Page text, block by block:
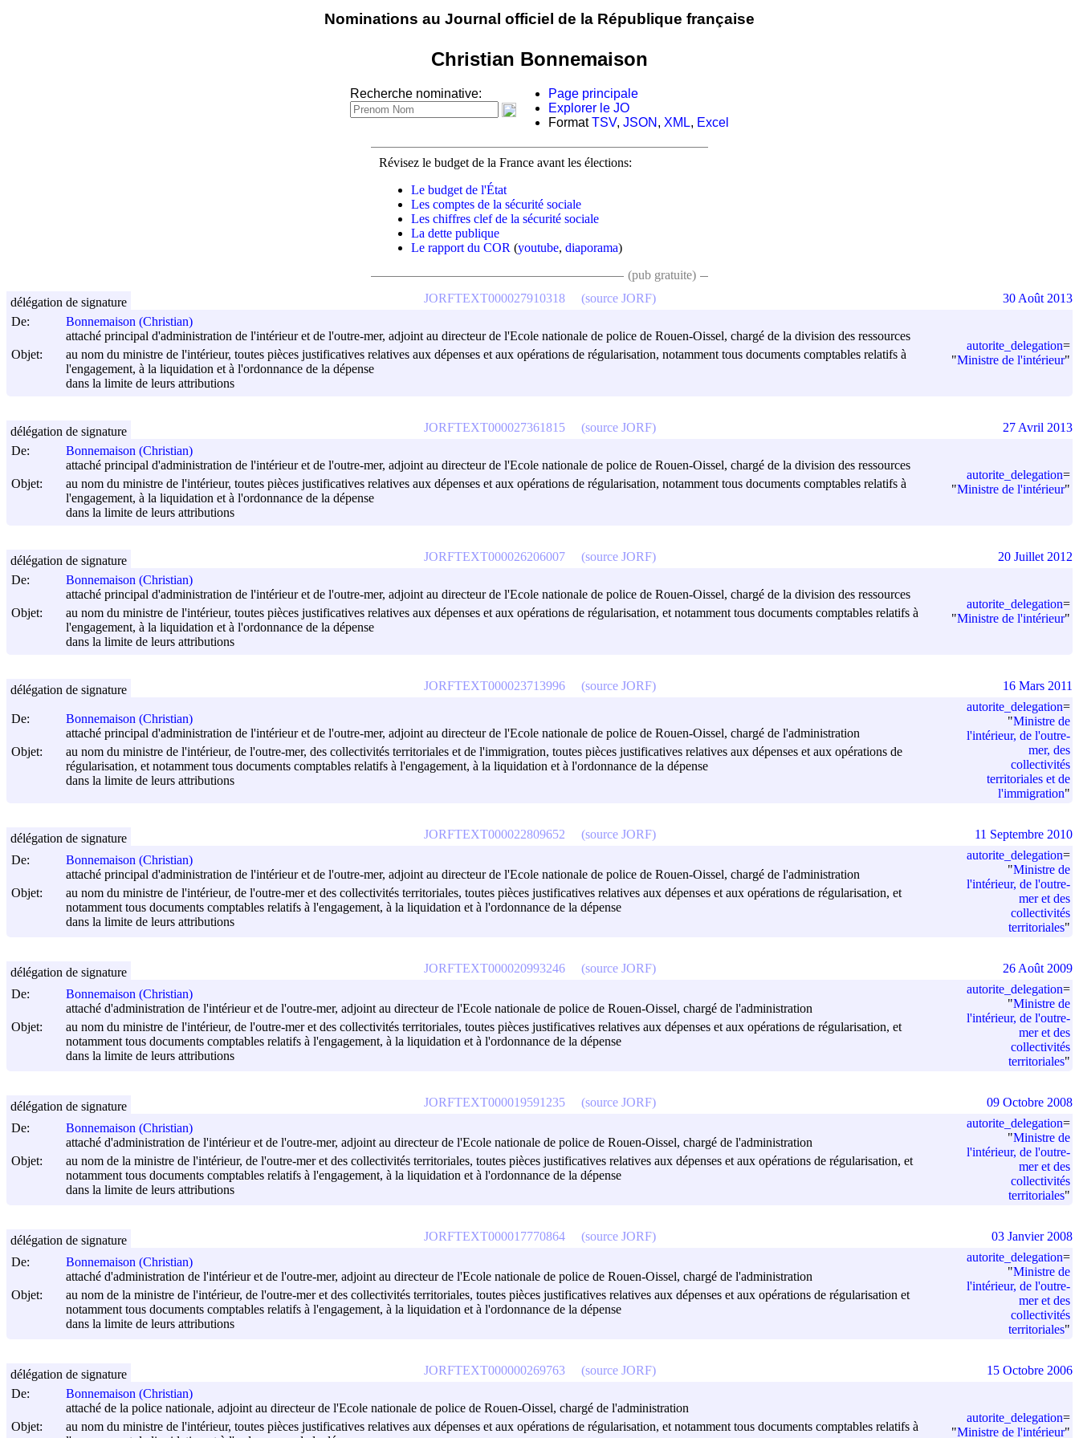
Nominations au Journal officiel de la République française
Christian Bonnemaison
Recherche nominative:
Page principale
Explorer le JO
FormatTSV, JSON , XML, Excel
Révisez le budget de la France avant les élections:
Le budget de l'État
Les comptes de la sécurité sociale
Les chiffres clef de la sécurité sociale
La dette publique
Le rapport du COR (youtube, diaporama)
(pub gratuite)
De:
Bonnemaison (Christian)
attaché principal d'administration de l'intérieur et de l'outre-mer, adjoint au directeur de l'Ecole nationale de police de Rouen-Oissel, chargé de la division des ressources
Objet:
au nom du ministre de l'intérieur, toutes pièces justificatives relatives aux dépenses et aux opérations de régularisation, notamment tous documents comptables relatifs à
l'engagement, à la liquidation et à l'ordonnance de la dépense
dans la limite de leurs attributions
autorite_delegation=
"Ministre de l'intérieur"
JORFTEXT000027910318 (source JORF)
délégation de signature 30 Août 2013
De:
Bonnemaison (Christian)
attaché principal d'administration de l'intérieur et de l'outre-mer, adjoint au directeur de l'Ecole nationale de police de Rouen-Oissel, chargé de la division des ressources
Objet:
au nom du ministre de l'intérieur, toutes pièces justificatives relatives aux dépenses et aux opérations de régularisation, notamment tous documents comptables relatifs à
l'engagement, à la liquidation et à l'ordonnance de la dépense
dans la limite de leurs attributions
autorite_delegation=
"Ministre de l'intérieur"
JORFTEXT000027361815 (source JORF)
délégation de signature 27 Avril 2013
De:
Bonnemaison (Christian)
attaché principal d'administration de l'intérieur et de l'outre-mer, adjoint au directeur de l'Ecole nationale de police de Rouen-Oissel, chargé de la division des ressources
Objet:
au nom du ministre de l'intérieur, toutes pièces justificatives relatives aux dépenses et aux opérations de régularisation, et notamment tous documents comptables relatifs à
l'engagement, à la liquidation et à l'ordonnance de la dépense
dans la limite de leurs attributions
autorite_delegation=
"Ministre de l'intérieur"
JORFTEXT000026206007 (source JORF)
délégation de signature 20 Juillet 2012
De:
Bonnemaison (Christian)
attaché principal d'administration de l'intérieur et de l'outre-mer, adjoint au directeur de l'Ecole nationale de police de Rouen-Oissel, chargé de l'administration
Objet:
au nom du ministre de l'intérieur, de l'outre-mer, des collectivités territoriales et de l'immigration, toutes pièces justificatives relatives aux dépenses et aux opérations de
régularisation, et notamment tous documents comptables relatifs à l'engagement, à la liquidation et à l'ordonnance de la dépense
dans la limite de leurs attributions
autorite_delegation=
"Ministre de
l'intérieur, de l'outre-
mer, des
collectivités
territoriales et de
l'immigration"
JORFTEXT000023713996 (source JORF)
délégation de signature 16 Mars 2011
De:
Bonnemaison (Christian)
attaché principal d'administration de l'intérieur et de l'outre-mer, adjoint au directeur de l'Ecole nationale de police de Rouen-Oissel, chargé de l'administration
Objet:
au nom du ministre de l'intérieur, de l'outre-mer et des collectivités territoriales, toutes pièces justificatives relatives aux dépenses et aux opérations de régularisation, et
notamment tous documents comptables relatifs à l'engagement, à la liquidation et à l'ordonnance de la dépense
dans la limite de leurs attributions
autorite_delegation=
"Ministre de
l'intérieur, de l'outre-
mer et des
collectivités
territoriales"
JORFTEXT000022809652 (source JORF)
délégation de signature 11 Septembre 2010
De:
Bonnemaison (Christian)
attaché d'administration de l'intérieur et de l'outre-mer, adjoint au directeur de l'Ecole nationale de police de Rouen-Oissel, chargé de l'administration
Objet:
au nom du ministre de l'intérieur, de l'outre-mer et des collectivités territoriales, toutes pièces justificatives relatives aux dépenses et aux opérations de régularisation, et
notamment tous documents comptables relatifs à l'engagement, à la liquidation et à l'ordonnance de la dépense
dans la limite de leurs attributions
autorite_delegation=
"Ministre de
l'intérieur, de l'outre-
mer et des
collectivités
territoriales"
JORFTEXT000020993246 (source JORF)
délégation de signature 26 Août 2009
De:
Bonnemaison (Christian)
attaché d'administration de l'intérieur et de l'outre-mer, adjoint au directeur de l'Ecole nationale de police de Rouen-Oissel, chargé de l'administration
Objet:
au nom de la ministre de l'intérieur, de l'outre-mer et des collectivités territoriales, toutes pièces justificatives relatives aux dépenses et aux opérations de régularisation, et
notamment tous documents comptables relatifs à l'engagement, à la liquidation et à l'ordonnance de la dépense
dans la limite de leurs attributions
autorite_delegation=
"Ministre de
l'intérieur, de l'outre-
mer et des
collectivités
territoriales"
JORFTEXT000019591235 (source JORF)
délégation de signature 09 Octobre 2008
De:
Bonnemaison (Christian)
attaché d'administration de l'intérieur et de l'outre-mer, adjoint au directeur de l'Ecole nationale de police de Rouen-Oissel, chargé de l'administration
Objet:
au nom de la ministre de l'intérieur, de l'outre-mer et des collectivités territoriales, toutes pièces justificatives relatives aux dépenses et aux opérations de régularisation et
notamment tous documents comptables relatifs à l'engagement, à la liquidation et à l'ordonnance de la dépense
dans la limite de leurs attributions
autorite_delegation=
"Ministre de
l'intérieur, de l'outre-
mer et des
collectivités
territoriales"
JORFTEXT000017770864 (source JORF)
délégation de signature 03 Janvier 2008
De:
Bonnemaison (Christian)
attaché de la police nationale, adjoint au directeur de l'Ecole nationale de police de Rouen-Oissel, chargé de l'administration
Objet:
au nom du ministre de l'intérieur, toutes pièces justificatives relatives aux dépenses et aux opérations de régularisation, et notamment tous documents comptables relatifs à
autorite_delegation=
"Ministre de l'intérieur"
JORFTEXT000000269763 (source JORF)
délégation de signature 15 Octobre 2006